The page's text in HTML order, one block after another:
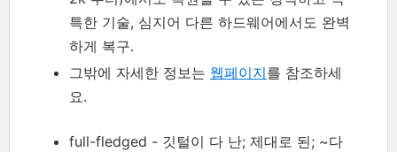
특한 기술, 심지어 다른 하드웨어에서도 완벽
하게 복구.
그밖에 자세한 정보는 웹페이지를 참조하세
요.
full-fledged - 깃털이 다 난; 제대로 된; ~다